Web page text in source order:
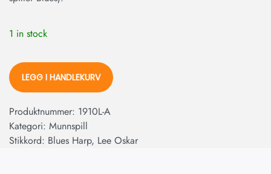
1 in stock
LEGG I HANDLEKURV
Produktnummer: 1910L-A
Kategori: Munnspill
Stikkord: Blues Harp, Lee Oskar